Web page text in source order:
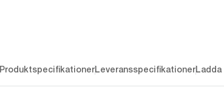
ProduktspecifikationerLeveransspecifikationerLadda